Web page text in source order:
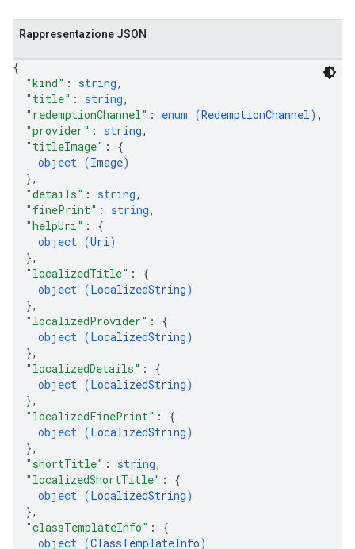
Rappresentazione JSON
{
"kind" : string,
"title" : string,
"redemptionChannel" : enum (RedemptionChannel) ,
"provider" : string,
"titleImage" : {
object (Image)
},
"details" : string,
"finePrint" : string,
"helpUri" : {
object (Uri)
},
"localizedTitle" : {
object (LocalizedString)
},
"localizedProvider" : {
object (LocalizedString)
},
"localizedDetails" : {
object (LocalizedString)
},
"localizedFinePrint" : {
object (LocalizedString)
},
"shortTitle" : string,
"localizedShortTitle" : {
object (LocalizedString)
},
"classTemplateInfo" : {
object (ClassTemplateInfo)